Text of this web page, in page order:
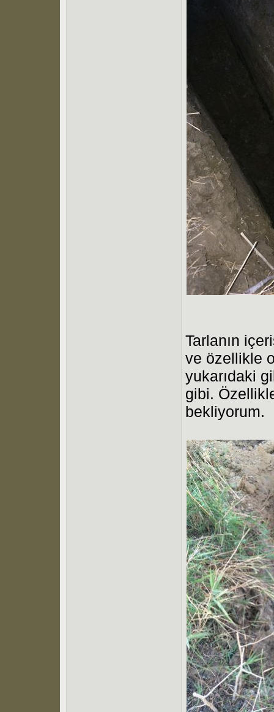
Tarlanın
ve özellikle
yukarıdaki
gibi.
bekliyorum.